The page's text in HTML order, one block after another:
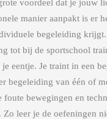
voordeel dat je jouw
manier aanpakt is er
begeleiding
tot bij de sportschool
eentje. Je traint in een
begeleiding van één of
foute bewegingen en
Zo leer je de oefeningen